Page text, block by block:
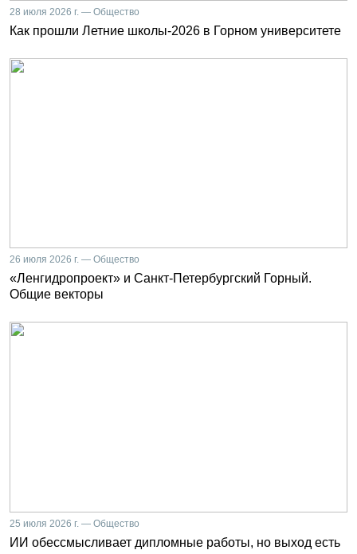
28 июля 2026 г. — Общество
Как прошли Летние школы-2026 в Горном университете
26 июля 2026 г. — Общество
«Ленгидропроект» и Санкт-Петербургский Горный.
Общие векторы
25 июля 2026 г. — Общество
ИИ обессмысливает дипломные работы, но выход есть